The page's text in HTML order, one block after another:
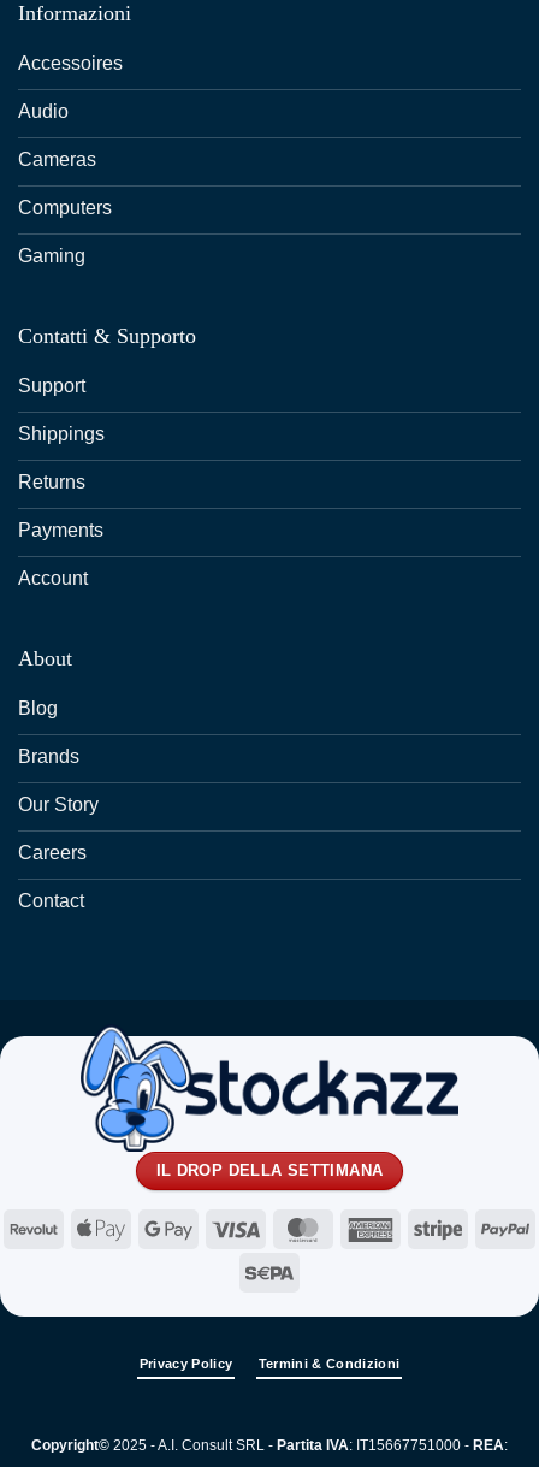
Informazioni
Accessoires
Audio
Cameras
Computers
Gaming
Contatti & Supporto
Support
Shippings
Returns
Payments
Account
About
Blog
Brands
Our Story
Careers
Contact
IL DROP DELLA SETTIMANA
RevolutApple
Google
Visa MasterCardAmericanStripe
Privacy Policy Termini & Condizioni
Copyright© 2025 - A.I. Consult SRL - Partita IVA: IT15667751000 - REA: